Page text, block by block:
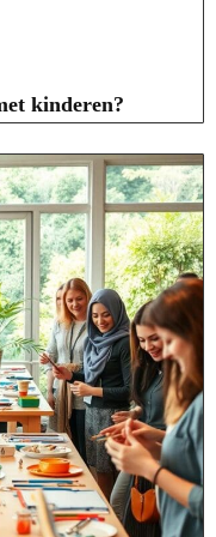
kinderen?